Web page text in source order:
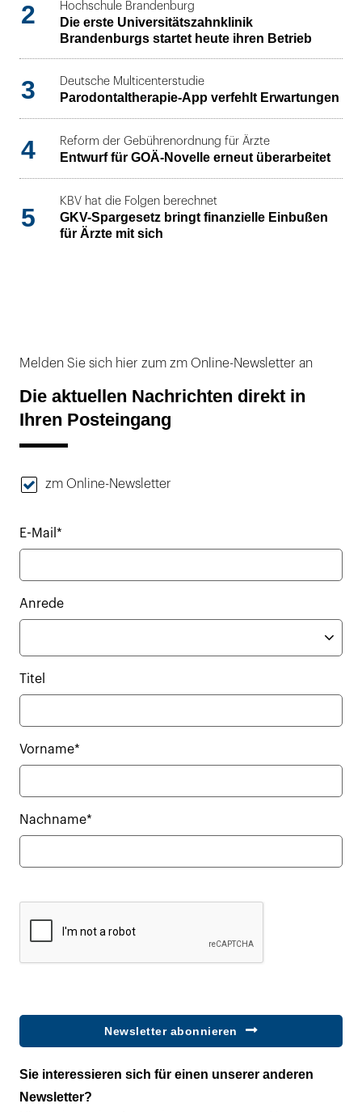
2 Hochschule Brandenburg
Die erste Universitätszahnklinik
Brandenburgs startet heute ihren Betrieb
3 Deutsche Multicenterstudie
Parodontaltherapie-App verfehlt Erwartungen
4 Reform der Gebührenordnung für Ärzte
Entwurf für GOÄ-Novelle erneut überarbeitet
5
KBV hat die Folgen berechnet
GKV-Spargesetz bringt finanzielle Einbußen
für Ärzte mit sich
Melden Sie sich hier zum zm Online-Newsletter an
Die aktuellen Nachrichten direkt in
Ihren Posteingang
zm Online-Newsletter
E-Mail*
Anrede
Titel
Vorname*
Nachname*
Newsletter abonnieren
Sie interessieren sich für einen unserer anderen
Newsletter?